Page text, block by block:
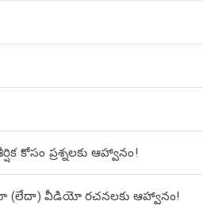
కోసం ప్రశ్నలకు ఆహ్వానం!
(లేదా) వీడియో రచనలకు ఆహ్వానం!